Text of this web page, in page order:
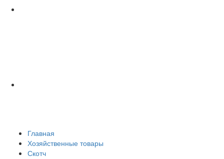
Главная
Хозяйственные товары
Скотч